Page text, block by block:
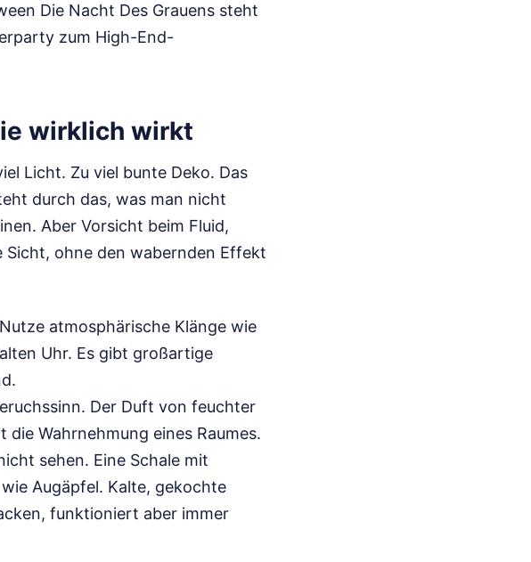
Die Nacht Des Grauens steht
zum High-End-
wirklich wirkt
Licht. Zu viel bunte Deko. Das
durch das, was man nicht
Aber Vorsicht beim Fluid,
Sicht, ohne den wabernden Effekt
atmosphärische Klänge wie
Uhr. Es gibt großartige
Der Duft von feuchter
Wahrnehmung eines Raumes.
sehen. Eine Schale mit
Augäpfel. Kalte, gekochte
funktioniert aber immer